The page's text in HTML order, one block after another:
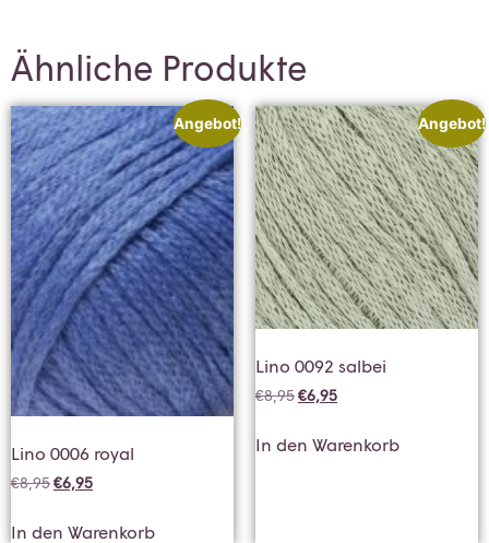
Ähnliche Produkte
Angebot!
Lino 0006 royal
€8,95€6,95
In den Warenkorb
Angebot!
Lino 0092 salbei
€8,95€6,95
In den Warenkorb